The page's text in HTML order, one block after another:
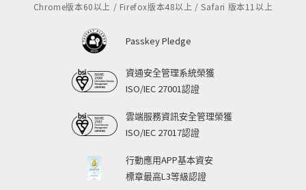
Chrome版本60以上 / Firefox版本48以上 / Safari 版本11以上
Passkey Pledge
資通安全管理系統榮獲
ISO/IEC 27001認證
雲端服務資訊安全管理榮獲
ISO/IEC 27017認證
行動應用APP基本資安
標章最高L3等級認證